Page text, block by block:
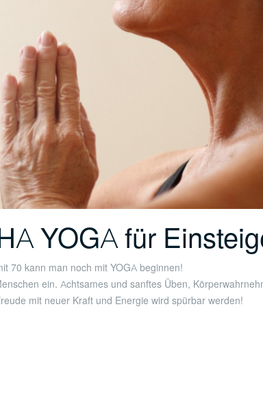
YOGA für
70 kann man noch mit YOGA beginnen!
ein. Achtsames und sanftes Üben,
mit neuer Kraft und Energie wird spürbar werden!